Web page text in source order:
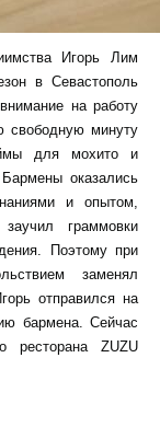
Игорь Лим
в Севастополь
на работу
свободную минуту
для мохито и
оказались
и опытом,
граммовки
Поэтому при
заменял
отправился на
бармена. Сейчас
ресторана ZUZU